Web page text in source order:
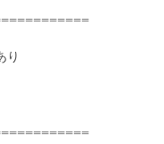
り